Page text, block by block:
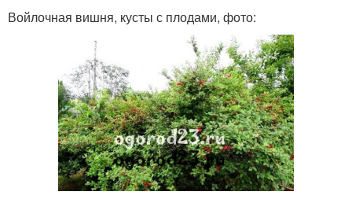
Войлочная вишня, кусты с плодами, фото: